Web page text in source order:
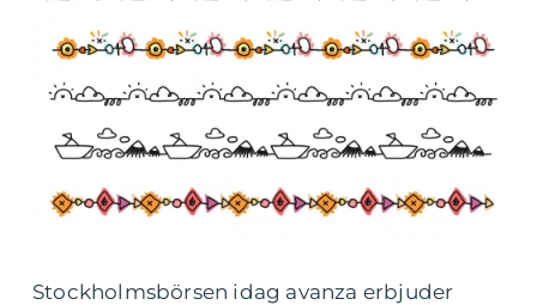
Stockholmsbörsen idag avanza erbjuder